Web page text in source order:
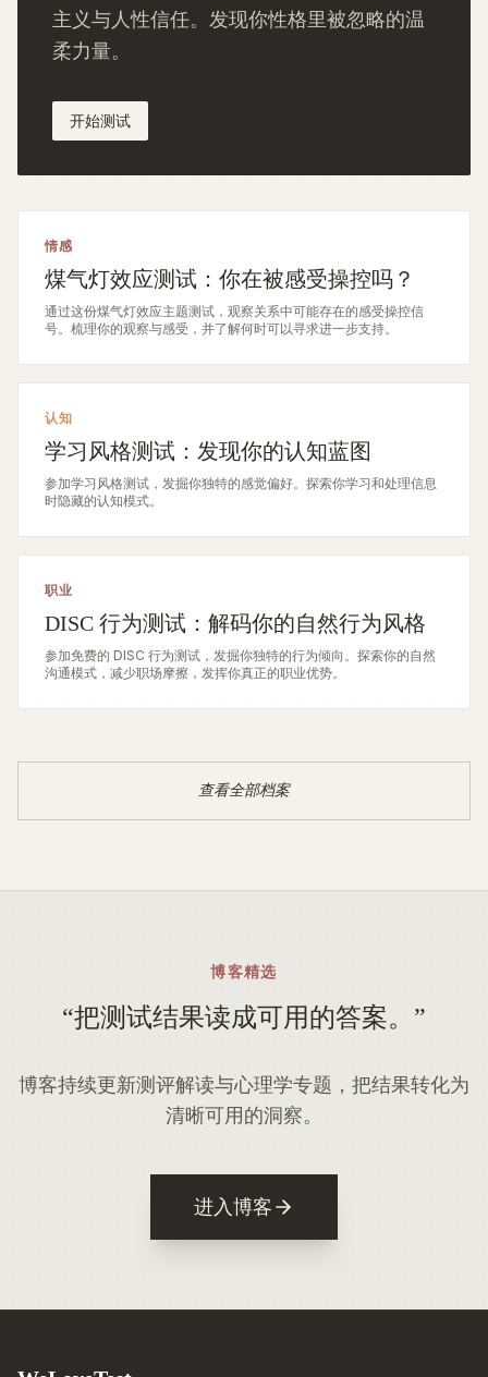
主义与人性信任。发现你性格里被忽略的温
柔力量。
开始测试
情感
煤气灯效应测试：你在被感受操控吗？
通过这份煤气灯效应主题测试，观察关系中可能存在的感受操控信
号。梳理你的观察与感受，并了解何时可以寻求进一步支持。
认知
学习风格测试：发现你的认知蓝图
参加学习风格测试，发掘你独特的感觉偏好。探索你学习和处理信息
时隐藏的认知模式。
职业
DISC 行为测试：解码你的自然行为风格
参加免费的 DISC 行为测试，发掘你独特的行为倾向。探索你的自然
沟通模式，减少职场摩擦，发挥你真正的职业优势。
查看全部档案
博客精选
“把测试结果读成可用的答案。 ”
博客持续更新测评解读与心理学专题，把结果转化为
清晰可用的洞察。
进入博客